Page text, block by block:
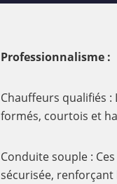
Professionnalisme :
Chauffeurs qualifiés
formés, courtois et
Conduite souple :
sécurisée, renforçant